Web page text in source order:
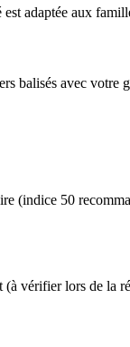
adaptée aux
balisés avec votre
(indice 50
vérifier lors de la